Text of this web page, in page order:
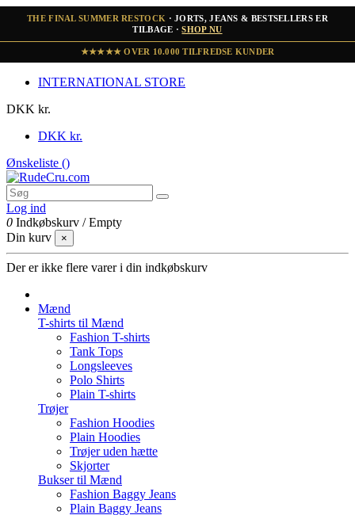
THE FINAL SUMMER RESTOCK · JORTS, JEANS & BESTSELLERS ER
TILBAGE ·SHOP NU
★★★★★ OVER 10.000 TILFREDSE KUNDER
INTERNATIONAL STORE
DKK kr.
DKK kr.
Ønskeliste ()
Log ind
0 Indkøbskurv /Empty
Din kurv
×
Der er ikke flere varer i din indkøbskurv
Mænd
T-shirts til Mænd
Fashion T-shirts
Tank Tops
Longsleeves
Polo Shirts
Plain T-shirts
Trøjer
Fashion Hoodies
Plain Hoodies
Trøjer uden hætte
Skjorter
Bukser til Mænd
Fashion Baggy Jeans
Plain Baggy Jeans